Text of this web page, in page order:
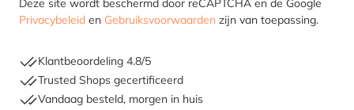
Deze site wordt beschermd door reCAPTCHA en de Google
Privacybeleid en Gebruiksvoorwaarden zijn van toepassing.
Klantbeoordeling 4.8/5
Trusted Shops gecertificeerd
Vandaag besteld, morgen in huis